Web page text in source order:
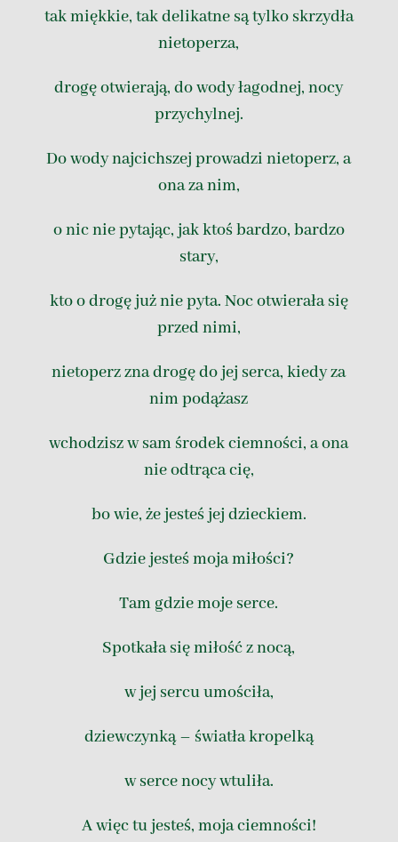
tak miękkie, tak delikatne są tylko skrzydła
nietoperza,
drogę otwierają, do wody łagodnej, nocy
przychylnej.
Do wody najcichszej prowadzi nietoperz, a
ona za nim,
o nic nie pytając, jak ktoś bardzo, bardzo
stary,
kto o drogę już nie pyta. Noc otwierała się
przed nimi,
nietoperz zna drogę do jej serca, kiedy za
nim podążasz
wchodzisz w sam środek ciemności, a ona
nie odtrąca cię,
bo wie, że jesteś jej dzieckiem.
Gdzie jesteś moja miłości?
Tam gdzie moje serce.
Spotkała się miłość z nocą,
w jej sercu umościła,
dziewczynką – światła kropelką
w serce nocy wtuliła.
A więc tu jesteś, moja ciemności!